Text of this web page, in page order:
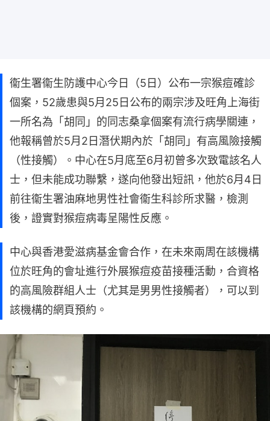
衞生署衞生防護中心今日（5日）公布一宗猴痘確診
個案，52歲患與5月25日公布的兩宗涉及旺角上海街
一所名為「胡同」的同志桑拿個案有流行病學關連，
他報稱曾於5月2日潛伏期內於「胡同」有高風險接觸
（性接觸）。中心在5月底至6月初曾多次致電該名人
士，但未能成功聯繫，遂向他發出短訊，他於6月4日
前往衞生署油麻地男性社會衞生科診所求醫，檢測
後，證實對猴痘病毒呈陽性反應。
中心與香港愛滋病基金會合作，在未來兩周在該機構
位於旺角的會址進行外展猴痘疫苗接種活動，合資格
的高風險群組人士（尤其是男男性接觸者），可以到
該機構的網頁預約。